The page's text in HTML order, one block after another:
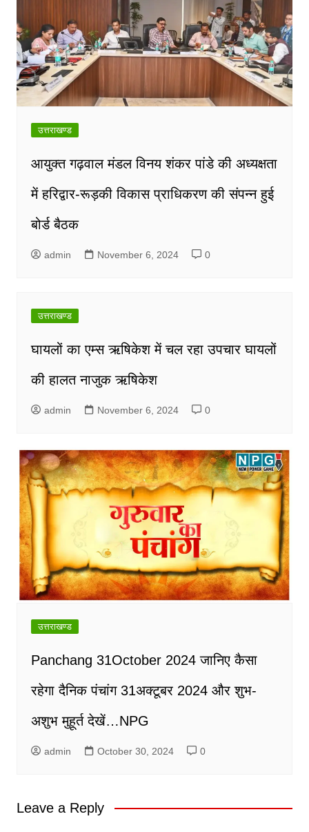
उत्तराखण्ड
आयुक्त गढ़वाल मंडल विनय शंकर पांडे की अध्यक्षता
में हरिद्वार-रूड़की विकास प्राधिकरण की संपन्न हुई
बोर्ड बैठक
admin November 6, 2024 0
उत्तराखण्ड
घायलों का एम्स ऋषिकेश में चल रहा उपचार घायलों
की हालत नाजुक ऋषिकेश
admin November 6, 2024 0
उत्तराखण्ड
Panchang 31October 2024 जानिए कैसा
रहेगा दैनिक पंचांग 31अक्टूबर 2024 और शुभ-
अशुभ मुहूर्त देखें…NPG
admin October 30, 2024 0
Leave a Reply